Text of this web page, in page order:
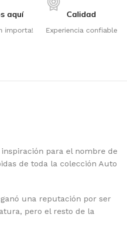
aquí
importa!
Calidad
Experiencia confiable
para el nombre de
de toda la colección Auto
una reputación por ser
pero el resto de la